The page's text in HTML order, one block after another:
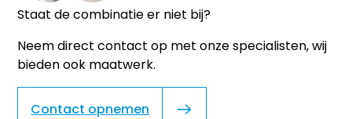
Staat de combinatie er niet bij?
Neem direct contact op met onze specialisten, wij
bieden ook maatwerk.
Contact opnemen